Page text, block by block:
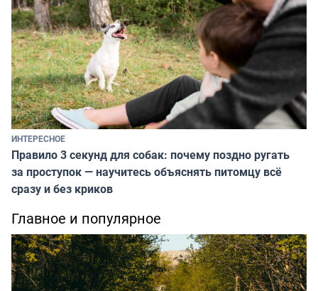
ИНТЕРЕСНОЕ
Правило 3 секунд для собак: почему поздно ругать
за проступок — научитесь объяснять питомцу всё
сразу и без криков
Главное и популярное